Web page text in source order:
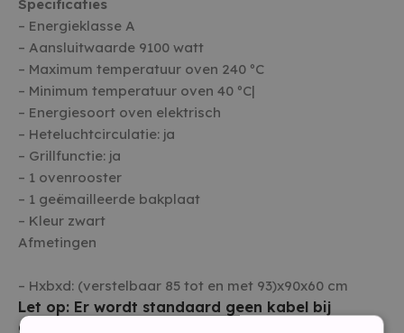
Specificaties
– Energieklasse A
– Aansluitwaarde 9100 watt
– Maximum temperatuur oven 240 ºC
– Minimum temperatuur oven 40 ºC|
– Energiesoort oven elektrisch
– Heteluchtcirculatie: ja
– Grillfunctie: ja
– 1 ovenrooster
– 1 geëmailleerde bakplaat
– Kleur zwart
Afmetingen
– Hxbxd: (verstelbaar 85 tot en met 93)x90x60 cm
Let op: Er wordt standaard geen kabel bij
geleverd door de fabrikant, wij kunnen wel een